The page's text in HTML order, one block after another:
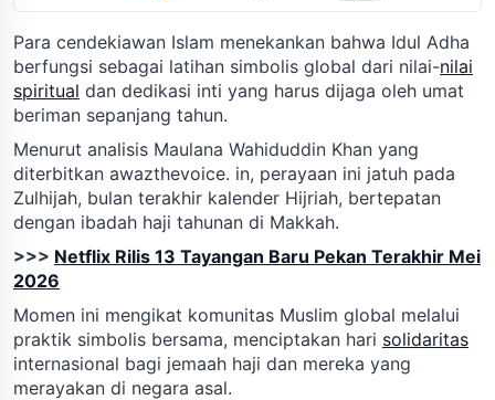
Para cendekiawan Islam menekankan bahwa Idul Adha
berfungsi sebagai latihan simbolis global dari nilai-nilai
spiritual dan dedikasi inti yang harus dijaga oleh umat
beriman sepanjang tahun.
Menurut analisis Maulana Wahiduddin Khan yang
diterbitkan awazthevoice. in, perayaan ini jatuh pada
Zulhijah, bulan terakhir kalender Hijriah, bertepatan
dengan ibadah haji tahunan di Makkah.
>>> Netflix Rilis 13 Tayangan Baru Pekan Terakhir Mei
2026
Momen ini mengikat komunitas Muslim global melalui
praktik simbolis bersama, menciptakan hari solidaritas
internasional bagi jemaah haji dan mereka yang
merayakan di negara asal.